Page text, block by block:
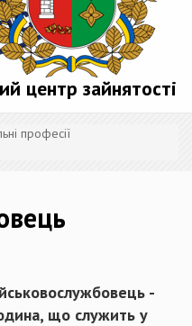
центр зайнятості
професії
-
що служить у